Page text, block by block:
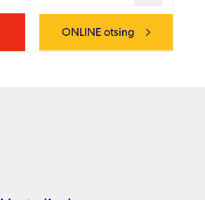
ONLINE otsing